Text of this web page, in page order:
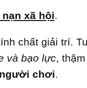
nạn xã hội.
chất giải trí.
và bạo lực,
chơi.